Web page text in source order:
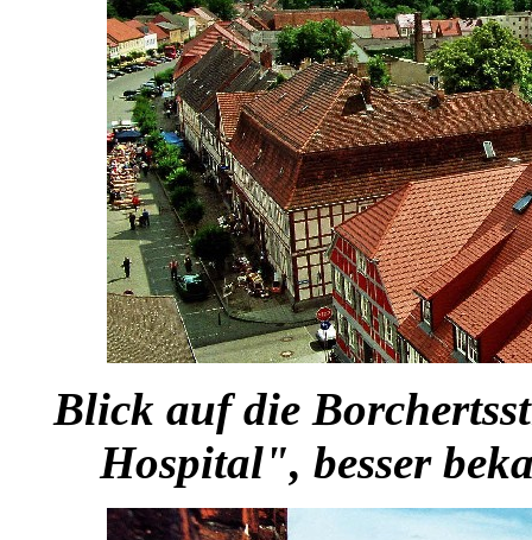
Blick auf die
Hospital", besser